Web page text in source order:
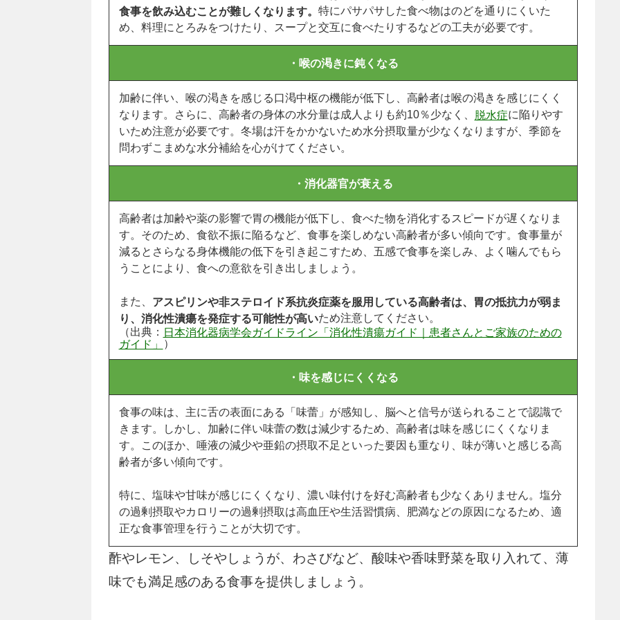
食事を飲み込むことが難しくなります。 特にパサパサした食べ物はのどを通りにくいた
め、料理にとろみをつけたり、スープと交互に食べたりするなどの工夫が必要です。
・喉の渇きに鈍くなる
加齢に伴い、喉の渇きを感じる口渇中枢の機能が低下し、高齢者は喉の渇きを感じにくく
なります。さらに、高齢者の身体の水分量は成人よりも約10％少なく、 脱水症に陥りやす
いため注意が必要です。冬場は汗をかかないため水分摂取量が少なくなりますが、季節を
問わずこまめな水分補給を心がけてください。
・消化器官が衰える
高齢者は加齢や薬の影響で胃の機能が低下し、食べた物を消化するスピードが遅くなりま
す。そのため、食欲不振に陥るなど、食事を楽しめない高齢者が多い傾向です。食事量が
減るとさらなる身体機能の低下を引き起こすため、五感で食事を楽しみ、よく噛んでもら
うことにより、食への意欲を引き出しましょう。
また、 アスピリンや非ステロイド系抗炎症薬を服用している高齢者は、胃の抵抗力が弱ま
り、消化性潰瘍を発症する可能性が高いため注意してください。
（出典： 日本消化器病学会ガイドライン「消化性潰瘍ガイド｜患者さんとご家族のための
ガイド」
）
・味を感じにくくなる
食事の味は、主に舌の表面にある「味蕾」が感知し、脳へと信号が送られることで認識で
きます。しかし、加齢に伴い味蕾の数は減少するため、高齢者は味を感じにくくなりま
す。このほか、唾液の減少や亜鉛の摂取不足といった要因も重なり、味が薄いと感じる高
齢者が多い傾向です。
特に、塩味や甘味が感じにくくなり、濃い味付けを好む高齢者も少なくありません。塩分
の過剰摂取やカロリーの過剰摂取は高血圧や生活習慣病、肥満などの原因になるため、適
正な食事管理を行うことが大切です。
酢やレモン、しそやしょうが、わさびなど、酸味や香味野菜を取り入れて、薄
味でも満足感のある食事を提供しましょう。